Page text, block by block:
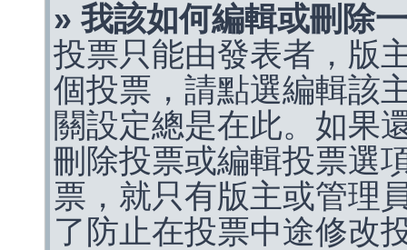
» 我該如何編輯或刪除
投票只能由發表者，版
個投票，請點選編輯該
關設定總是在此。如果
刪除投票或編輯投票選
票，就只有版主或管理
了防止在投票中途修改